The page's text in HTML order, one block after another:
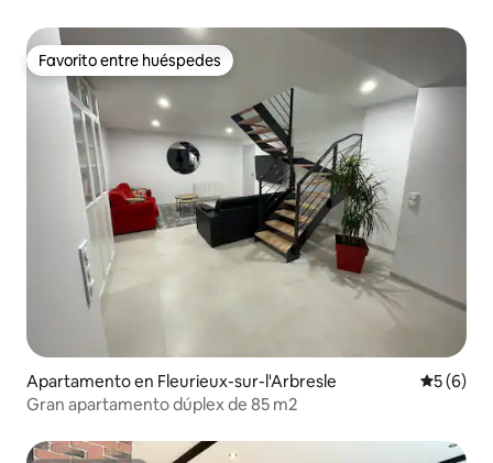
Favorito entre huéspedes
Favorito entre huéspedes
Apartamento en Fleurieux-sur-l'Arbresle
5 (6)
Gran apartamento dúplex de 85 m2